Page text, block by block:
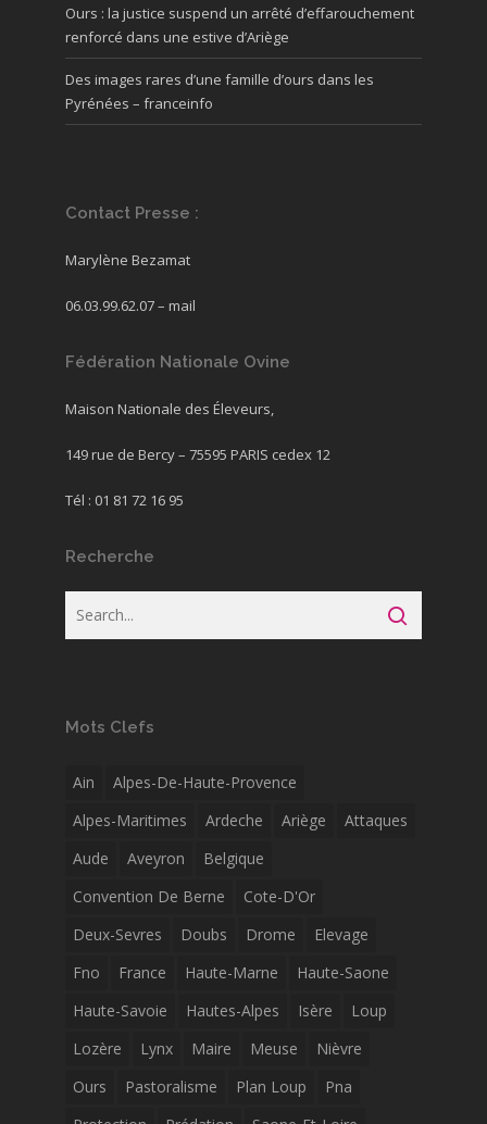
Ours : la justice suspend un arrêté d’effarouchement
renforcé dans une estive d’Ariège
Des images rares d’une famille d’ours dans les
Pyrénées – franceinfo
Contact Presse :
Marylène Bezamat
06.03.99.62.07 – mail
Fédération Nationale Ovine
Maison Nationale des Éleveurs,
149 rue de Bercy – 75595 PARIS cedex 12
Tél : 01 81 72 16 95
Recherche
Mots Clefs
Ain
Alpes-De-Haute-Provence
Alpes-Maritimes
Ardeche Ariège
Attaques
Aude
Aveyron
Belgique
Convention De Berne
Cote-D'Or
Deux-Sevres
Doubs Drome
Elevage
Fno
France Haute-Marne
Haute-Saone
Haute-Savoie
Hautes-Alpes Isère
Loup
Lozère
Lynx Maire Meuse
Nièvre
Ours
Pastoralisme Plan Loup
Pna